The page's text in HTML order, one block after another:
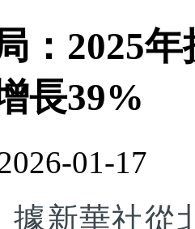
：2025
長39%
01-17
據新華社從